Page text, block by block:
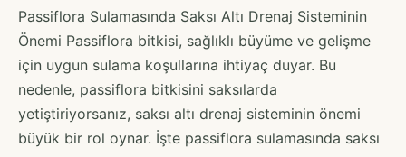
Passiflora Sulamasında Saksı Altı Drenaj Sisteminin
Önemi Passiflora bitkisi, sağlıklı büyüme ve gelişme
için uygun sulama koşullarına ihtiyaç duyar. Bu
nedenle, passiflora bitkisini saksılarda
yetiştiriyorsanız, saksı altı drenaj sisteminin önemi
büyük bir rol oynar. İşte passiflora sulamasında saksı